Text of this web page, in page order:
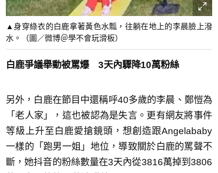
▲身穿綠衣的白鹿拿著黃色水瓢，往躺在地上的李晨臉上潑
水。（圖／微博＠學不會玩滑板）
白鹿爭議舉動被罵爆 3天內驟降10萬粉絲
另外，白鹿在節目中還稱呼40多歲的李晨、鄭愷為
「老人家」，這也被認為是失言。更有網友將事件
等級上升至白鹿愛搶鏡頭，想創造跟Angelababy
一樣的「跑男一姐」地位，導致關於白鹿的罵聲不
斷，她抖音的粉絲數量在3天內從3816萬掉到3806